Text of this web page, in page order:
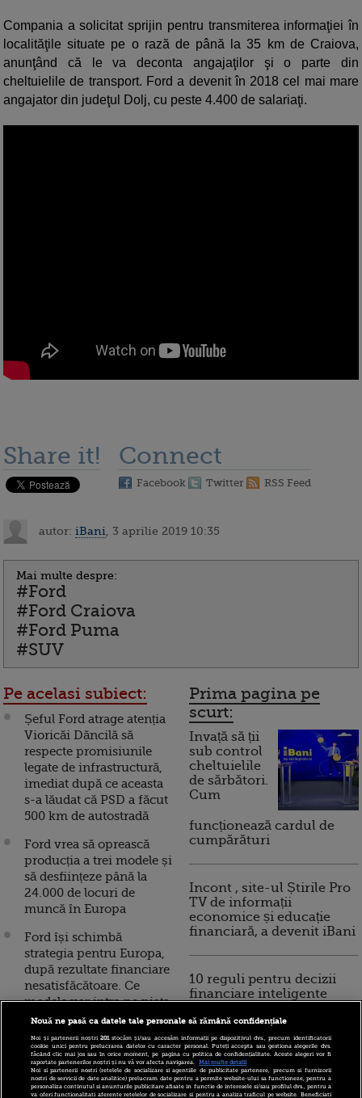
Compania a solicitat sprijin pentru transmiterea informaţiei în
localităţile situate pe o rază de până la 35 km de Craiova,
anunţând că le va deconta angajaţilor şi o parte din
cheltuielile de transport. Ford a devenit în 2018 cel mai mare
angajator din judeţul Dolj, cu peste 4.400 de salariaţi.
Share it! Connect
Facebook Twitter RSS Feed
autor: iBani , 3 aprilie 2019 10:35
Mai multe despre:
#Ford
#Ford Craiova
#Ford Puma
#SUV
Pe acelasi subiect:
Șeful Ford atrage atenția
Vioricăi Dăncilă să
respecte promisiunile
legate de infrastructură,
imediat după ce aceasta
s-a lăudat că PSD a făcut
500 km de autostradă
Ford vrea să oprească
producția a trei modele și
să desființeze până la
24.000 de locuri de
muncă în Europa
Ford își schimbă
strategia pentru Europa,
după rezultate financiare
nesatisfăcătoare. Ce
modele vor intra pe piața
europeană
Ford inovează la Craiova.
Americanii dezvoltă în
România primul proiect
de acest fel din Europa
Prima pagina pe
scurt:
Invață să ții
sub control
cheltuielile
de sărbători.
Cum
funcționează cardul de
cumpărături
Incont , site-ul Știrile Pro
TV de informații
economice și educație
financiară, a devenit iBani
10 reguli pentru decizii
financiare inteligente
Nouă ne pasă ca datele tale personale să rămână confidențiale
Noi și partenerii noștri201stocăm și/sau accesăm informații pe dispozitivul dvs., precum identificatorii
cookie unici pentru prelucrarea datelor cu caracter personal. Puteți accepta sau gestiona alegerile dvs.
făcând clic mai jos sau în orice moment, pe pagina cu politica de confidențialitate. Aceste alegeri vor fi
raportate partenerilor noștri și nu vă vor afecta navigarea.
Mai multe detalii
Noi si partenerii nostri (retelele de socializare si agentiile de publicitate partenere, precum si furnizorii
nostri de servicii de date analitice) prelucram date pentru a permite website-ului sa functioneze, pentru a
personaliza continutul si anunturile publicitare afisate in functie de interesele si/sau profilul dvs., pentru a
va oferi functionalitati aferente retelelor de socializare si pentru a analiza traficul pe website. Beneficiati